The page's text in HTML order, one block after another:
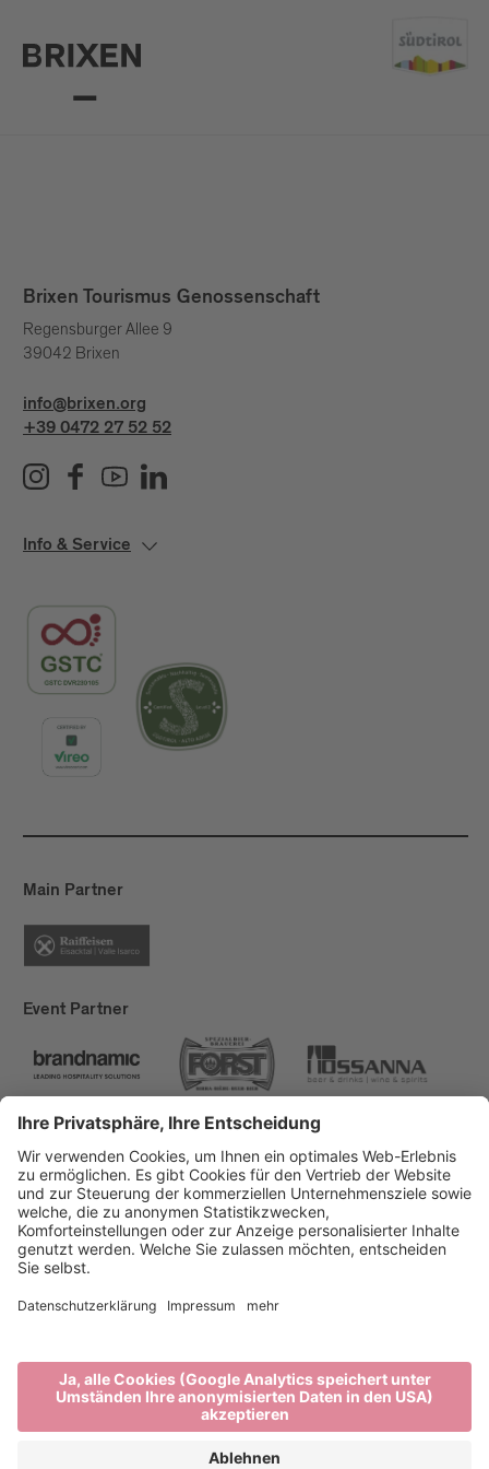
Brixen Tourismus Genossenschaft
Regensburger Allee 9
39042 Brixen
info@brixen.org
+39 0472 27 52 52
Info & Service
Main Partner
Event Partner
Brixen Tourismus
Privacy
Impressum
Förderungen
produced by